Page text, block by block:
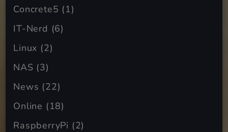
Concrete5 (1)
IT-Nerd (6)
Linux (2)
NAS (3)
News (22)
Online (18)
RaspberryPi (2)